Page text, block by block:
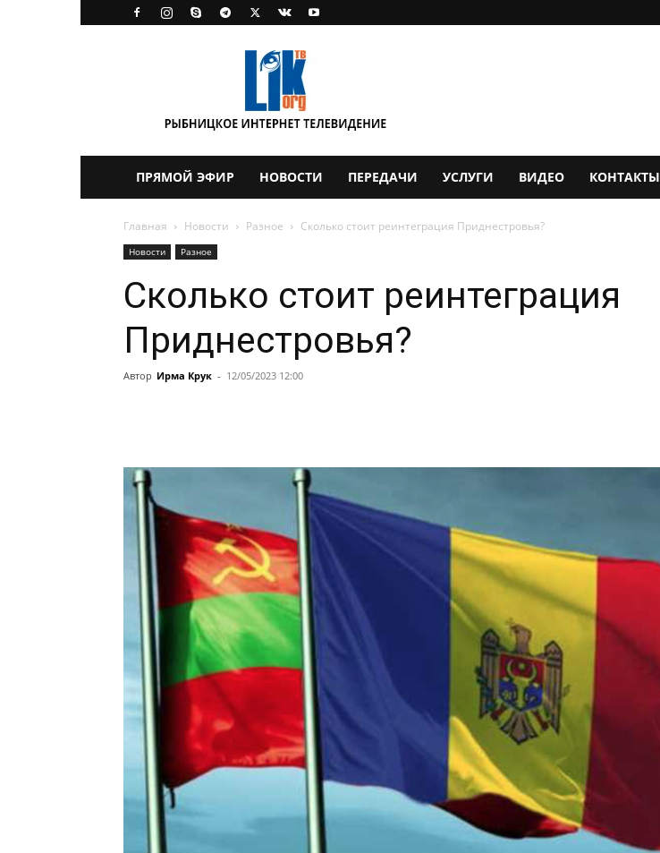
ПРЯМОЙ ЭФИР НОВОСТИ ПЕРЕДАЧИ УСЛУГИ ВИДЕО КОНТАКТЫ
Главная Новости Разное Сколько стоит реинтеграция Приднестровья?
Новости Разное
Сколько стоит реинтеграция
Приднестровья?
Автор Ирма Крук - 12/05/2023 12:00